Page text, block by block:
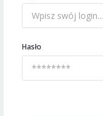
Hasło